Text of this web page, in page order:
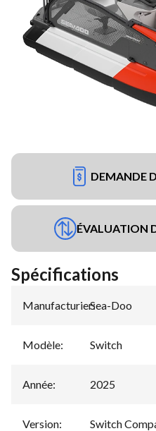
DEMANDE
ÉVALUATION
Spécifications
Manufacturier:
Sea-Doo
Modèle: Switch
Année: 2025
Version: Switch